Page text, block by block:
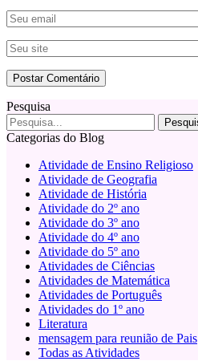
Pesquisa
Categorias do Blog
Atividade de Ensino Religioso
Atividade de Geografia
Atividade de História
Atividade do 2º ano
Atividade do 3º ano
Atividade do 4º ano
Atividade do 5º ano
Atividades de Ciências
Atividades de Matemática
Atividades de Português
Atividades do 1º ano
Literatura
mensagem para reunião de Pais
Todas as Atividades